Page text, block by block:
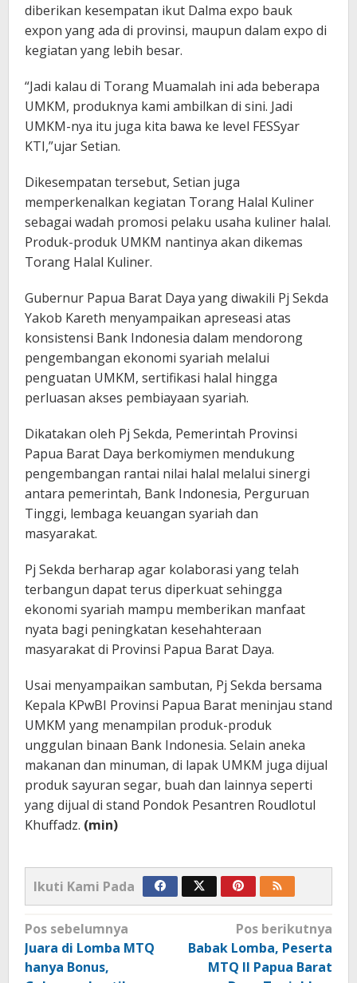
diberikan kesempatan ikut Dalma expo bauk
expon yang ada di provinsi, maupun dalam expo di
kegiatan yang lebih besar.
“Jadi kalau di Torang Muamalah ini ada beberapa
UMKM, produknya kami ambilkan di sini. Jadi
UMKM-nya itu juga kita bawa ke level FESSyar
KTI,”ujar Setian.
Dikesempatan tersebut, Setian juga
memperkenalkan kegiatan Torang Halal Kuliner
sebagai wadah promosi pelaku usaha kuliner halal.
Produk-produk UMKM nantinya akan dikemas
Torang Halal Kuliner.
Gubernur Papua Barat Daya yang diwakili Pj Sekda
Yakob Kareth menyampaikan apreseasi atas
konsistensi Bank Indonesia dalam mendorong
pengembangan ekonomi syariah melalui
penguatan UMKM, sertifikasi halal hingga
perluasan akses pembiayaan syariah.
Dikatakan oleh Pj Sekda, Pemerintah Provinsi
Papua Barat Daya berkomiymen mendukung
pengembangan rantai nilai halal melalui sinergi
antara pemerintah, Bank Indonesia, Perguruan
Tinggi, lembaga keuangan syariah dan
masyarakat.
Pj Sekda berharap agar kolaborasi yang telah
terbangun dapat terus diperkuat sehingga
ekonomi syariah mampu memberikan manfaat
nyata bagi peningkatan kesehahteraan
masyarakat di Provinsi Papua Barat Daya.
Usai menyampaikan sambutan, Pj Sekda bersama
Kepala KPwBI Provinsi Papua Barat meninjau stand
UMKM yang menampilan produk-produk
unggulan binaan Bank Indonesia. Selain aneka
makanan dan minuman, di lapak UMKM juga dijual
produk sayuran segar, buah dan lainnya seperti
yang dijual di stand Pondok Pesantren Roudlotul
Khuffadz. (min)
Ikuti Kami Pada
Navigasi
pos
Pos sebelumnya
Juara di Lomba MTQ
hanya Bonus,
Pos berikutnya
Babak Lomba, Peserta
MTQ II Papua Barat